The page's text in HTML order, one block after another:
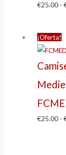
€25.00 -
¡Oferta!
€25.00 -